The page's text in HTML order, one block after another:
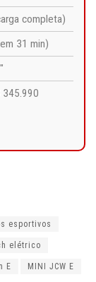
completa)
31 min)
345.990
esportivos
elétrico
E MINI JCW E